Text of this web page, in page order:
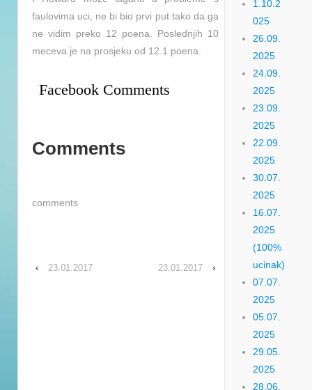
faulovima uci, ne bi bio prvi put tako da ga
ne vidim preko 12 poena. Poslednjih 10
meceva je na prosjeku od 12.1 poena.
Facebook Comments
Comments
comments
‹ 23.01.2017 23.01.2017 ›
1.10.2
025
26.09.
2025
24.09.
2025
23.09.
2025
22.09.
2025
30.07.
2025
16.07.
2025
(100%
ucinak)
07.07.
2025
05.07.
2025
29.05.
2025
28.06.